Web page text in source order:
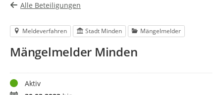
Alle Beteiligungen
Meldeverfahren Stadt Minden Mängelmelder
Mängelmelder Minden
StatusAktiv